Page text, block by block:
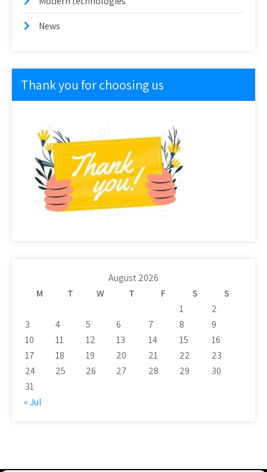
News
Thank you for choosing us
August 2026
M
T W T F S
S
1
2
3
4 5 6 7 8
9
10
11 12 13 14 15
16
17
18 19 20 21 22
23
24
25 26 27 28 29
30
31
« Jul